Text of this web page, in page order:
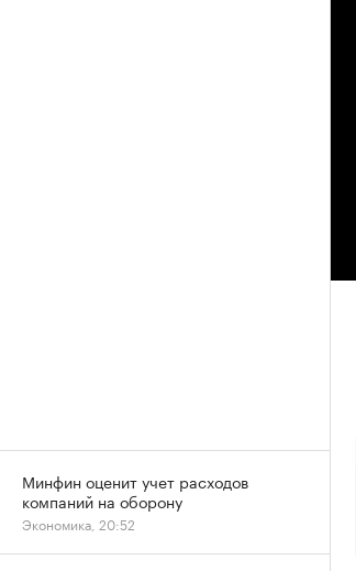
Минфин оценит учет расходов
компаний на оборону
Экономика, 20:52